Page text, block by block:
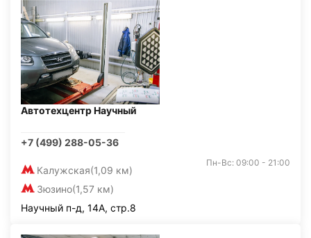
Автотехцентр Научный
+7 (499) 288-05-36
Калужская(1,09 км)
Зюзино(1,57 км)
Пн-Вс: 09:00 - 21:00
Научный п-д, 14А, стр.8